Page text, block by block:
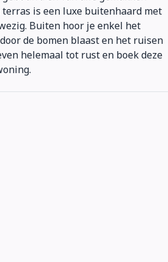
is een luxe buitenhaard met
Buiten hoor je enkel het
de bomen blaast en het ruisen
helemaal tot rust en boek deze